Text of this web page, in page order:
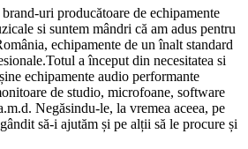
uri producătoare de echipamente
si suntem mândri că am adus pentru
echipamente de un înalt standard
a început din necesitatea si
echipamente audio performante
de studio, microfoane, software
Negăsindu-le, la vremea aceea, pe
să-i ajutăm și pe alții să le procure și